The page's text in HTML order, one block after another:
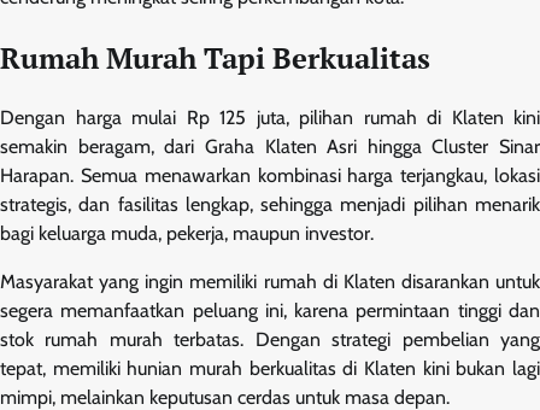
Rumah Murah Tapi Berkualitas
Dengan harga mulai Rp 125 juta, pilihan rumah di Klaten kini
semakin beragam, dari Graha Klaten Asri hingga Cluster Sinar
Harapan. Semua menawarkan kombinasi harga terjangkau, lokasi
strategis, dan fasilitas lengkap, sehingga menjadi pilihan menarik
bagi keluarga muda, pekerja, maupun investor.
Masyarakat yang ingin memiliki rumah di Klaten disarankan untuk
segera memanfaatkan peluang ini, karena permintaan tinggi dan
stok rumah murah terbatas. Dengan strategi pembelian yang
tepat, memiliki hunian murah berkualitas di Klaten kini bukan lagi
mimpi, melainkan keputusan cerdas untuk masa depan.